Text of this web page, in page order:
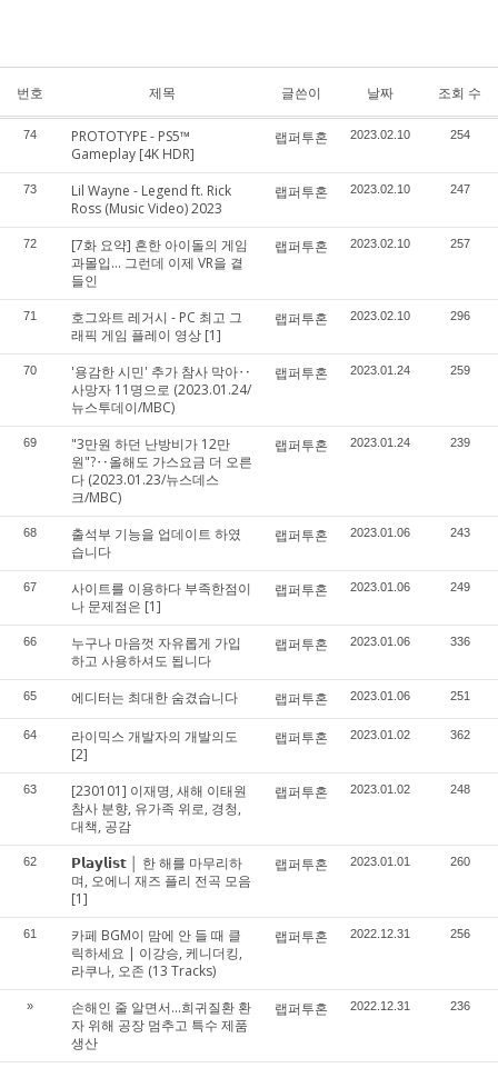
번호 제목 글쓴이 날짜 조회 수
74
PROTOTYPE - PS5™
Gameplay [4K HDR]
랩퍼투혼 2023.02.10 254
73
Lil Wayne - Legend ft. Rick
Ross (Music Video) 2023
랩퍼투혼 2023.02.10 247
72
[7화 요약] 흔한 아이돌의 게임
과몰입... 그런데 이제 VR을 곁
들인
랩퍼투혼 2023.02.10 257
71
호그와트 레거시 - PC 최고 그
래픽 게임 플레이 영상 [1]
랩퍼투혼 2023.02.10 296
70
'용감한 시민' 추가 참사 막아‥
사망자 11명으로 (2023.01.24/
뉴스투데이/MBC)
랩퍼투혼 2023.01.24 259
69
"3만원 하던 난방비가 12만
원"?‥올해도 가스요금 더 오른
다 (2023.01.23/뉴스데스
크/MBC)
랩퍼투혼 2023.01.24 239
68
출석부 기능을 업데이트 하였
습니다
랩퍼투혼 2023.01.06 243
67
사이트를 이용하다 부족한점이
나 문제점은 [1]
랩퍼투혼 2023.01.06 249
66
누구나 마음껏 자유롭게 가입
하고 사용하셔도 됩니다
랩퍼투혼 2023.01.06 336
65 에디터는 최대한 숨겼습니다 랩퍼투혼 2023.01.06 251
64
라이믹스 개발자의 개발의도
[2]
랩퍼투혼 2023.01.02 362
63
[230101] 이재명, 새해 이태원
참사 분향, 유가족 위로, 경청,
대책, 공감
랩퍼투혼 2023.01.02 248
62
𝗣𝗹𝗮𝘆𝗹𝗶𝘀𝘁 │ 한 해를 마무리하
며, 오에니 재즈 플리 전곡 모음
[1]
랩퍼투혼 2023.01.01 260
61
카페 BGM이 맘에 안 들 때 클
릭하세요 | 이강승, 케니더킹,
라쿠나, 오존 (13 Tracks)
랩퍼투혼 2022.12.31 256
»
손해인 줄 알면서…희귀질환 환
자 위해 공장 멈추고 특수 제품
생산
랩퍼투혼 2022.12.31 236